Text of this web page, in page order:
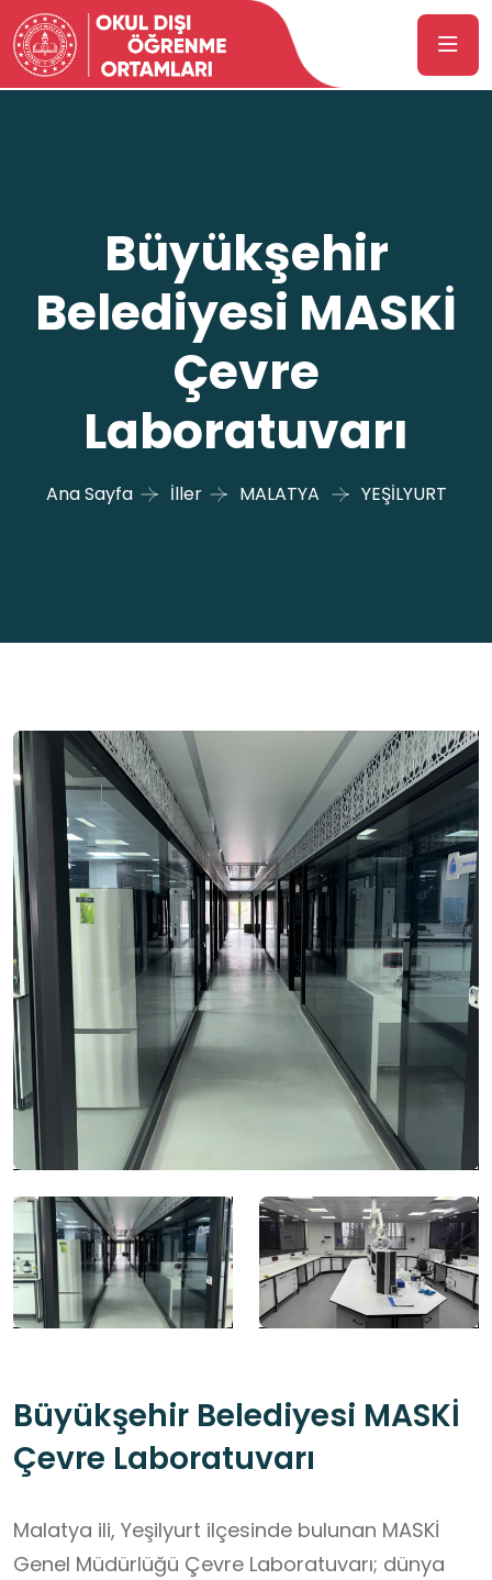
Büyükşehir
Belediyesi MASKİ
Çevre
Laboratuvarı
Ana Sayfa İller MALATYA YEŞİLYURT
Büyükşehir Belediyesi MASKİ
Çevre Laboratuvarı
Malatya ili, Yeşilyurt ilçesinde bulunan MASKİ
Genel Müdürlüğü Çevre Laboratuvarı; dünya